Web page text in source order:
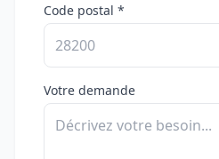
Code postal *
Votre demande